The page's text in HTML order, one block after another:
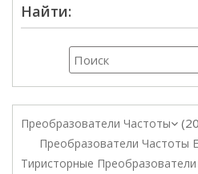
Найти:
Преобразователи Частоты 20
Преобразователи Частоты
Тиристорные